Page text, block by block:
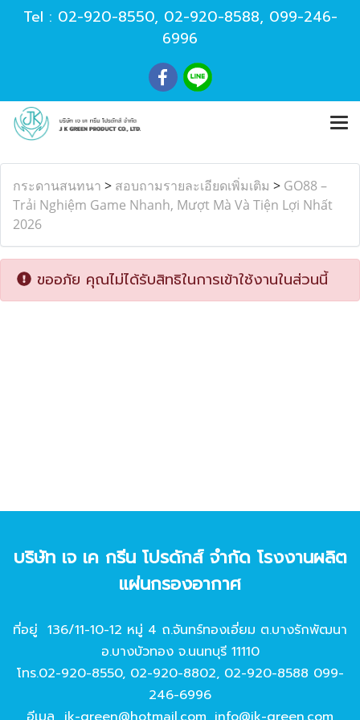
Tel : 02-920-8550, 02-920-8588, 099-246-
6996
กระดานสนทนา > สอบถามรายละเอียดเพิ่มเติม > GO88 –
Trải Nghiệm Game Nhanh, Mượt Mà Và Tiện Lợi Nhất
2026
ขออภัย คุณไม่ได้รับสิทธิในการเข้าใช้งานในส่วนนี้
บริษัท เจ เค กรีน โปรดักส์ จํากัด โรงงานผลิต
แผ่นกรองอากาศ
ที่อยู่ 136/11-10-12 หมู่ 4 ถ.จันทร์ทองเอี่ยม ต.บางรักพัฒนา
อ.บางบัวทอง จ.นนทบุรี 11110
โทร.02-920-8550, 02-920-8802, 02-920-8588 099-
246-6996